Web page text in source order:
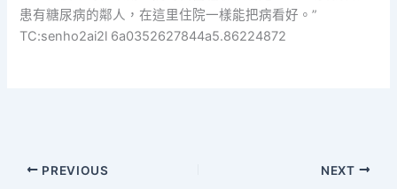
患有糖尿病的鄰人，在這里住院一樣能把病看好。”
TC:senho2ai2l 6a0352627844a5.86224872
PREVIOUS NEXT